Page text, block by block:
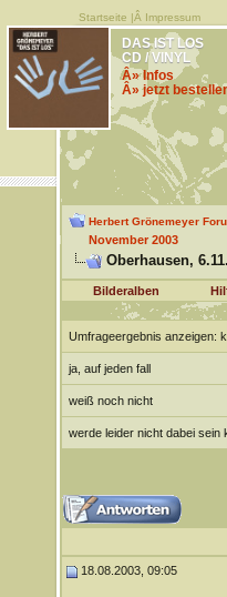
Startseite |Â Impressum
DAS IST LOS
CD / VINYL
Â» Infos
Â» jetzt
Herbert Grönemeyer
November 2003
Oberhausen,
Bilderalben
Umfrageergebnis anzeigen:
ja, auf jeden fall
weiß noch nicht
werde leider nicht dabei sein
18.08.2003, 09:05